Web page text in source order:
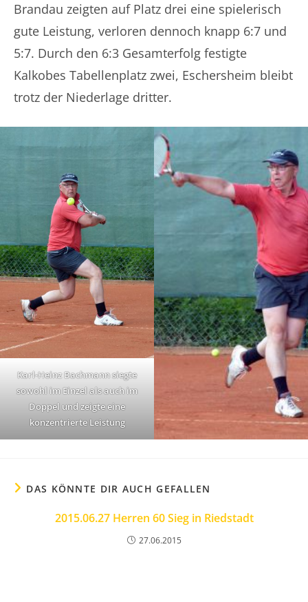
Brandau zeigten auf Platz drei eine spielerisch
gute Leistung, verloren dennoch knapp 6:7 und
5:7. Durch den 6:3 Gesamterfolg festigte
Kalkobes Tabellenplatz zwei, Eschersheim bleibt
trotz der Niederlage dritter.
Karl-Heinz Bachmann siegte
sowohl im Einzel als auch im
Doppel und zeigte eine
konzentrierte Leistung
DAS KÖNNTE DIR AUCH GEFALLEN
2015.06.27 Herren 60 Sieg in Riedstadt
27.06.2015